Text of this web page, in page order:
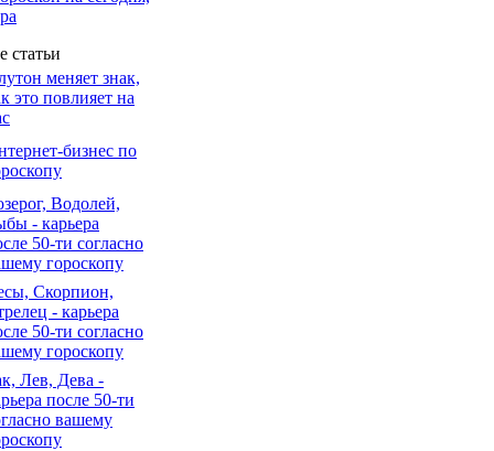
статьи
меняет знак,
это повлияет на
бизнес по
Водолей,
- карьера
50-ти согласно
гороскопу
Скорпион,
- карьера
50-ти согласно
гороскопу
Лев, Дева -
после 50-ти
вашему